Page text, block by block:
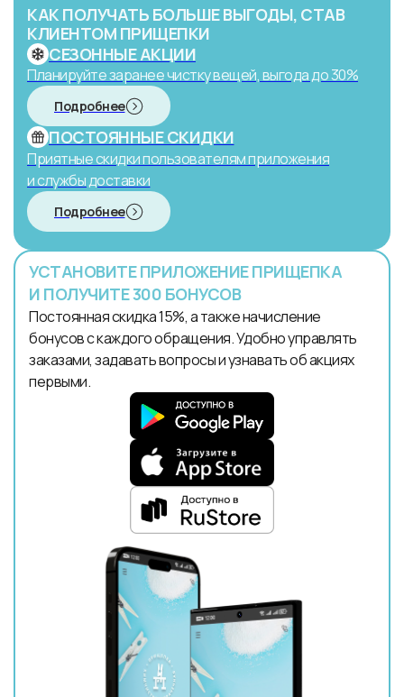
СЕЗОННЫЕ АКЦИИ
Планируйте заранее чистку вещей, выгода до 30%
Подробнее
ПОСТОЯННЫЕ СКИДКИ
Приятные скидки пользователям приложения
и службы доставки
Подробнее
КАК ПОЛУЧАТЬ БОЛЬШЕ ВЫГОДЫ, СТАВ
КЛИЕНТОМ ПРИЩЕПКИ
УСТАНОВИТЕ ПРИЛОЖЕНИЕ ПРИЩЕПКА
И ПОЛУЧИТЕ 300 БОНУСОВ
Постоянная скидка 15%, а также начисление
бонусов с каждого обращения. Удобно управлять
заказами, задавать вопросы и узнавать об акциях
первыми.